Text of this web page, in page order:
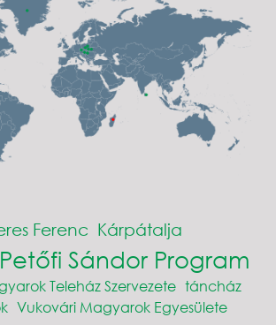
Ferenc Kárpátalja
Petőfi Sándor Program
Teleház Szervezete táncház
Vukovári Magyarok Egyesülete